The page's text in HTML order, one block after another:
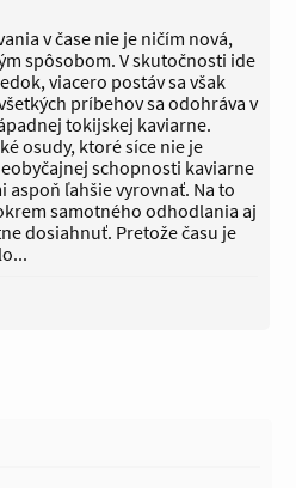
v čase nie je ničím nová,
spôsobom. V skutočnosti ide
viacero postáv sa však
príbehov sa odohráva v
tokijskej kaviarne.
osudy, ktoré síce nie je
schopnosti kaviarne
aspoň ľahšie vyrovnať. Na to
samotného odhodlania aj
dosiahnuť. Pretože času je